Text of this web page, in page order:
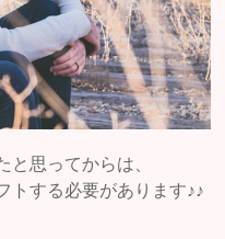
と思ってからは、
トする必要があります♪♪